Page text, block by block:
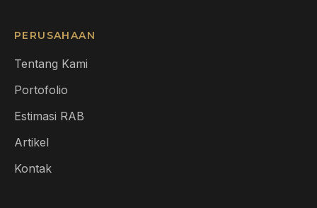
PERUSAHAAN
Tentang Kami
Portofolio
Estimasi RAB
Artikel
Kontak